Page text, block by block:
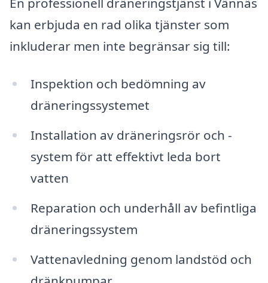
kan erbjuda en rad olika tjänster som
inkluderar men inte begränsar sig till:
Inspektion och bedömning av
dräneringssystemet
Installation av dräneringsrör och -
system för att effektivt leda bort
vatten
Reparation och underhåll av befintliga
dräneringssystem
Vattenavledning genom landstöd och